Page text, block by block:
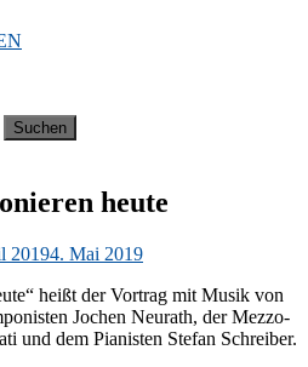
heute
20194. Mai 2019
heißt der Vor­trag mit Mu­sik von
Jo­chen Neu­r­a­th, der Mez­zo­
und dem Pia­nis­ten Ste­fan Schreiber.